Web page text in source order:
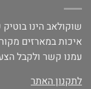
שוקולאב הינו
איכות במארזים
עמנו קשר ולקבל
לתקנון האתר